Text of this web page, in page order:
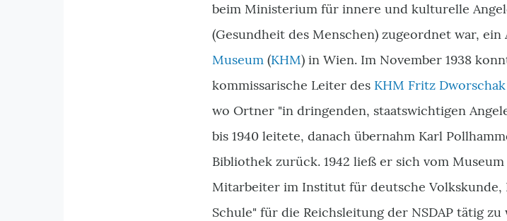
beim Ministerium für innere und kulturelle
(Gesundheit des Menschen) zugeordnet war,
Museum (KHM) in Wien. Im November 1938
kommissarische Leiter des KHM Fritz Dworschak
wo Ortner "in dringenden, staatswichtigen
bis 1940 leitete, danach übernahm Karl
Bibliothek zurück. 1942 ließ er sich vom
Mitarbeiter im Institut für deutsche
Schule" für die Reichsleitung der NSDAP tätig